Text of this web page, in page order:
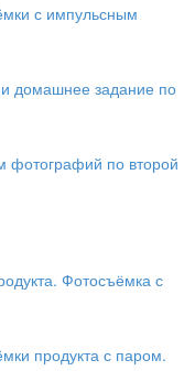
с импульсным
домашнее задание по
фотографий по второй
Фотосъёмка с
продукта с паром.